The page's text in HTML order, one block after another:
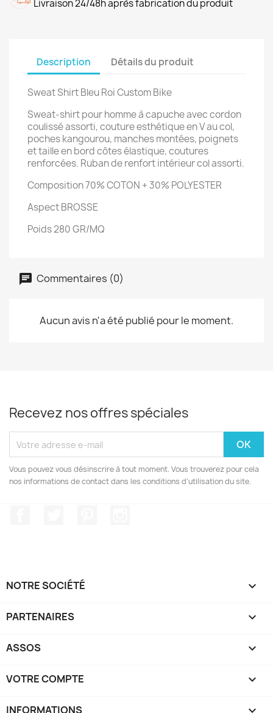
Livraison 24/48h après fabrication du produit
Description Détails du produit
Sweat Shirt Bleu Roi Custom Bike
Sweat-shirt pour homme à capuche avec cordon
coulissé assorti, couture esthétique en V au col,
poches kangourou, manches montées, poignets
et taille en bord côtes élastique, coutures
renforcées. Ruban de renfort intérieur col assorti.
Composition 70% COTON + 30% POLYESTER
Aspect BROSSE
Poids 280 GR/MQ
Commentaires (0)
Aucun avis n'a été publié pour le moment.
Recevez nos offres spéciales
Vous pouvez vous désinscrire à tout moment. Vous trouverez pour cela
nos informations de contact dans les conditions d'utilisation du site.
NOTRE SOCIÉTÉ 
PARTENAIRES 
ASSOS 
VOTRE COMPTE 
INFORMATIONS